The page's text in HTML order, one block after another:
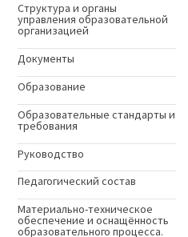
Структура и органы
управления образовательной
организацией
Документы
Образование
Образовательные стандарты и
требования
Руководство
Педагогический состав
Материально-техническое
обеспечение и оснащённость
образовательного процесса.